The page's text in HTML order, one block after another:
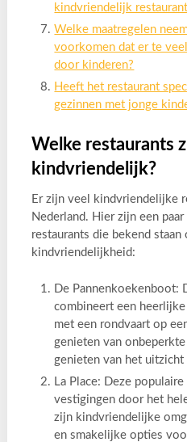
kindvriendelijk
Welke maatregelen
voorkomen dat er te
door kinderen?
Heeft het restaurant
gezinnen met jonge
Welke restaurants
kindvriendelijk?
Er zijn veel kindvriendelijke
Nederland. Hier zijn een
restaurants die bekend staan
kindvriendelijkheid:
De Pannenkoekenboot:
combineert een
met een rondvaart op
genieten van
genieten van het uitzicht
La Place: Deze
vestigingen door het
zijn kindvriendelijke
en smakelijke opties